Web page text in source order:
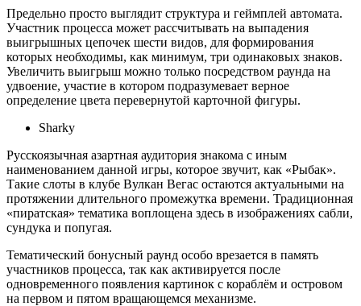
Предельно просто выглядит структура и геймплей автомата.
Участник процесса может рассчитывать на выпадения
выигрышных цепочек шести видов, для формирования
которых необходимы, как минимум, три одинаковых знаков.
Увеличить выигрыш можно только посредством раунда на
удвоение, участие в котором подразумевает верное
определение цвета перевернутой карточной фигуры.
Sharky
Русскоязычная азартная аудитория знакома с иным
наименованием данной игры, которое звучит, как «Рыбак».
Такие слоты в клубе Вулкан Вегас остаются актуальными на
протяжении длительного промежутка времени. Традиционная
«пиратская» тематика воплощена здесь в изображениях сабли,
сундука и попугая.
Тематический бонусный раунд особо врезается в память
участников процесса, так как активируется после
одновременного появления картинок с кораблём и островом
на первом и пятом вращающемся механизме.